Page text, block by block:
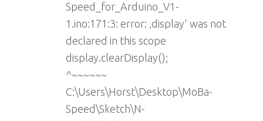
Speed_for_Arduino_V1-
1.ino:171:3: error: ‚display‘ was not
declared in this scope
display.clearDisplay();
^~~~~~~
C:\Users\Horst\Desktop\MoBa-
Speed\Sketch\N-